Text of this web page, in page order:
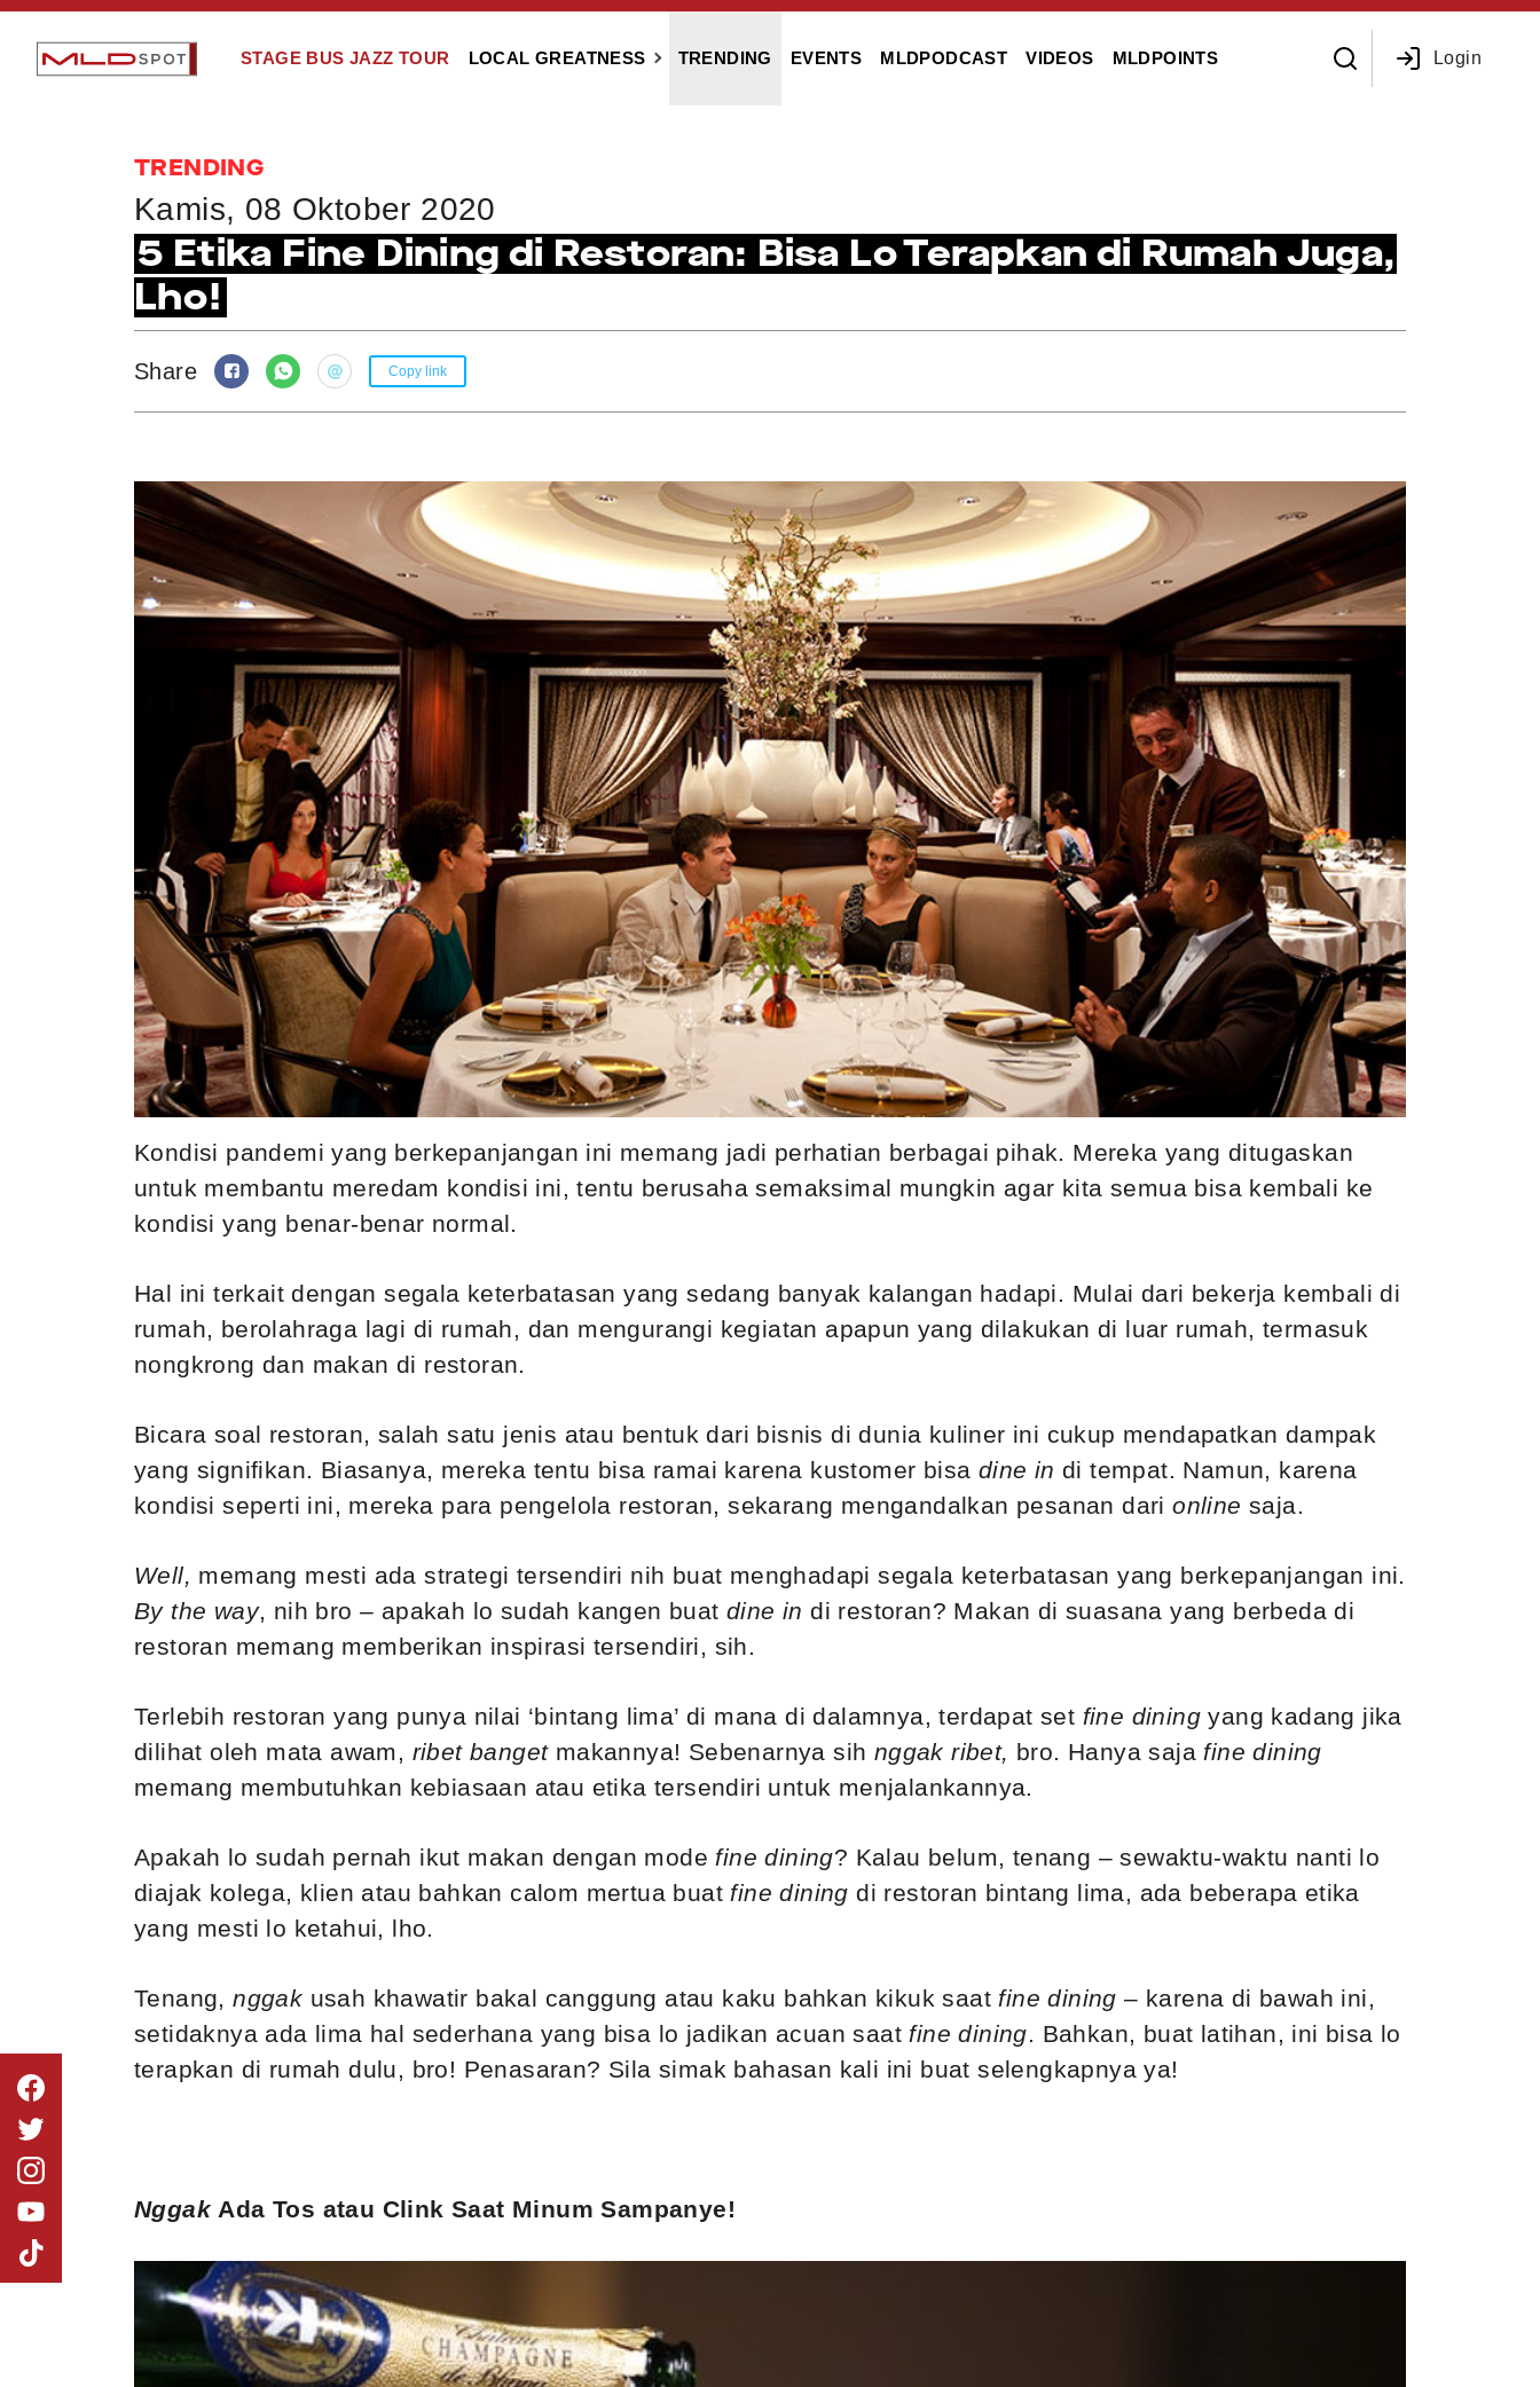
STAGE BUS JAZZ TOUR LOCAL GREATNESS TRENDING EVENTS MLDPODCAST VIDEOS MLDPOINTS Login
TRENDING
Kamis, 08 Oktober 2020
5 Etika Fine Dining di Restoran: Bisa Lo Terapkan di Rumah Juga,
Lho!
Share Copy link
Kondisi pandemi yang berkepanjangan ini memang jadi perhatian berbagai pihak. Mereka yang ditugaskan
untuk membantu meredam kondisi ini, tentu berusaha semaksimal mungkin agar kita semua bisa kembali ke
kondisi yang benar-benar normal.
Hal ini terkait dengan segala keterbatasan yang sedang banyak kalangan hadapi. Mulai dari bekerja kembali di
rumah, berolahraga lagi di rumah, dan mengurangi kegiatan apapun yang dilakukan di luar rumah, termasuk
nongkrong dan makan di restoran.
Bicara soal restoran, salah satu jenis atau bentuk dari bisnis di dunia kuliner ini cukup mendapatkan dampak
yang signifikan. Biasanya, mereka tentu bisa ramai karena kustomer bisa dine indi tempat. Namun, karena
kondisi seperti ini, mereka para pengelola restoran, sekarang mengandalkan pesanan darionlinesaja.
Well, memang mesti ada strategi tersendiri nih buat menghadapi segala keterbatasan yang berkepanjangan ini.
By the way, nih bro – apakah lo sudah kangen buat dine indi restoran? Makan di suasana yang berbeda di
restoran memang memberikan inspirasi tersendiri, sih.
Terlebih restoran yang punya nilai ‘bintang lima’ di mana di dalamnya, terdapat set fine diningyang kadang jika
dilihat oleh mata awam, ribet banget makannya! Sebenarnya sih nggak ribet, bro. Hanya saja fine dining
memang membutuhkan kebiasaan atau etika tersendiri untuk menjalankannya.
Apakah lo sudah pernah ikut makan dengan mode fine dining? Kalau belum, tenang – sewaktu-waktu nanti lo
diajak kolega, klien atau bahkan calom mertua buat fine dining di restoran bintang lima, ada beberapa etika
yang mesti lo ketahui, lho.
Tenang,nggak usah khawatir bakal canggung atau kaku bahkan kikuk saat fine dining– karena di bawah ini,
setidaknya ada lima hal sederhana yang bisa lo jadikan acuan saat fine dining. Bahkan, buat latihan, ini bisa lo
terapkan di rumah dulu, bro! Penasaran? Sila simak bahasan kali ini buat selengkapnya ya!
Nggak Ada Tos atau Clink Saat Minum Sampanye!